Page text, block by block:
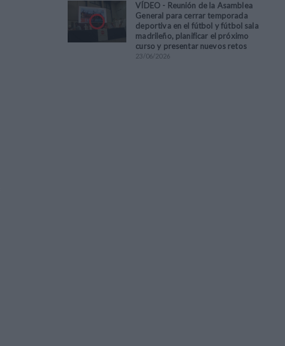
VÍDEO - Reunión de la Asamblea
General para cerrar temporada
deportiva en el fútbol y fútbol sala
madrileño, planificar el próximo
curso y presentar nuevos retos
23/06/2026